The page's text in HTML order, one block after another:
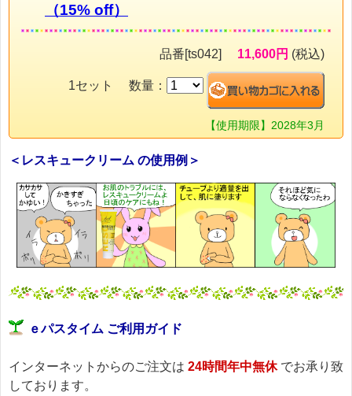
（15% off）
品番[ts042] 11,600円 (税込)
1セット 数量：
【使用期限】2028年3月
＜レスキュークリーム の使用例＞
ｅパスタイム ご利用ガイド
インターネットからのご注文は 24時間年中無休でお承り致
しております。